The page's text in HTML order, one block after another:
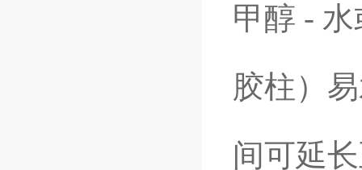
甲醇 -
胶柱）
间可延